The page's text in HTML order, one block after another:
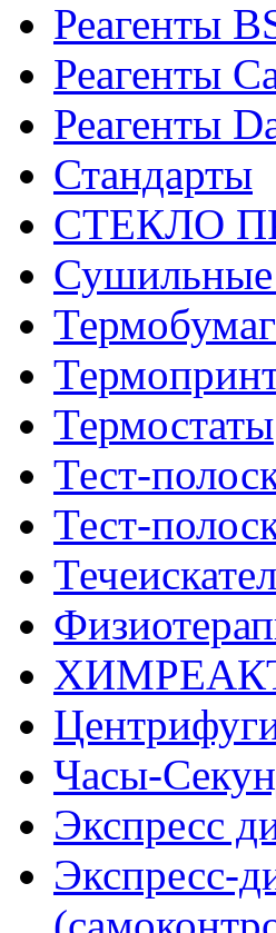
Реагенты
Реагенты
Реагенты
Стандарты
СТЕКЛО
Термостаты
Тест-
Тест-
Часы-
Экспресс
Экспресс-